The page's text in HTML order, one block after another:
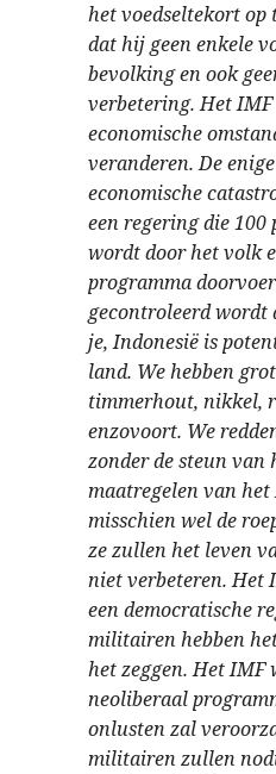
het voedseltekort op
dat hij geen enkele
bevolking en ook
verbetering. Het IMF
economische
veranderen. De
economische
een regering die 100
wordt door het volk
programma
gecontroleerd wordt
je, Indonesië is
land. We hebben
timmerhout, nikkel,
enzovoort. We
zonder de steun van
maatregelen van
misschien wel de
ze zullen het leven
niet verbeteren. Het
een democratische
militairen hebben
het zeggen. Het IMF
neoliberaal
onlusten zal
militairen zullen